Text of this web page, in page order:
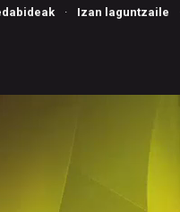
· Izan laguntzaile